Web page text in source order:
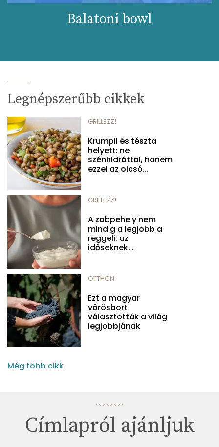
Balatoni bowl
Legnépszerűbb cikkek
GRILLEZZ!
Krumpli és tészta
helyett: ne
szénhidráttal, hanem
ezzel az olcsó...
GRILLEZZ!
A zabpehely nem
mindig a legjobb a
reggeli: az
időseknek...
OTTHON
Ezt a magyar
vörösbort
választották a világ
legjobbjának
Még több cikk
Címlapról ajánljuk